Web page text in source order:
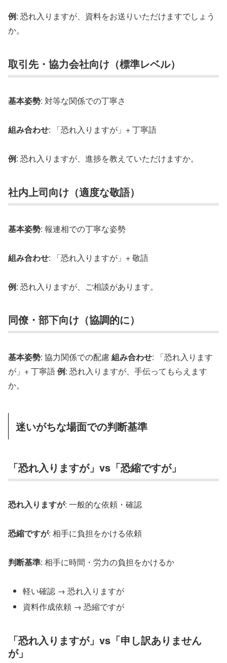
例: 恐れ入りますが、資料をお送りいただけますでしょう
か。
取引先・協力会社向け（標準レベル）
基本姿勢: 対等な関係での丁寧さ
組み合わせ: 「恐れ入りますが」+ 丁寧語
例: 恐れ入りますが、進捗を教えていただけますか。
社内上司向け（適度な敬語）
基本姿勢: 報連相での丁寧な姿勢
組み合わせ: 「恐れ入りますが」+ 敬語
例: 恐れ入りますが、ご相談があります。
同僚・部下向け（協調的に）
基本姿勢: 協力関係での配慮 組み合わせ: 「恐れ入ります
が」+ 丁寧語例: 恐れ入りますが、手伝ってもらえます
か。
迷いがちな場面での判断基準
「恐れ入りますが」vs「恐縮ですが」
恐れ入りますが: 一般的な依頼・確認
恐縮ですが: 相手に負担をかける依頼
判断基準: 相手に時間・労力の負担をかけるか
軽い確認 → 恐れ入りますが
資料作成依頼 → 恐縮ですが
「恐れ入りますが」vs「申し訳ありません
が」